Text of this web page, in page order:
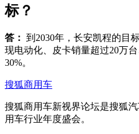
标？
答： 到2030年，长安凯程的目
现电动化、皮卡销量超过20万
30%。
搜狐商用车
搜狐商用车新视界论坛是搜狐
用车行业年度盛会。